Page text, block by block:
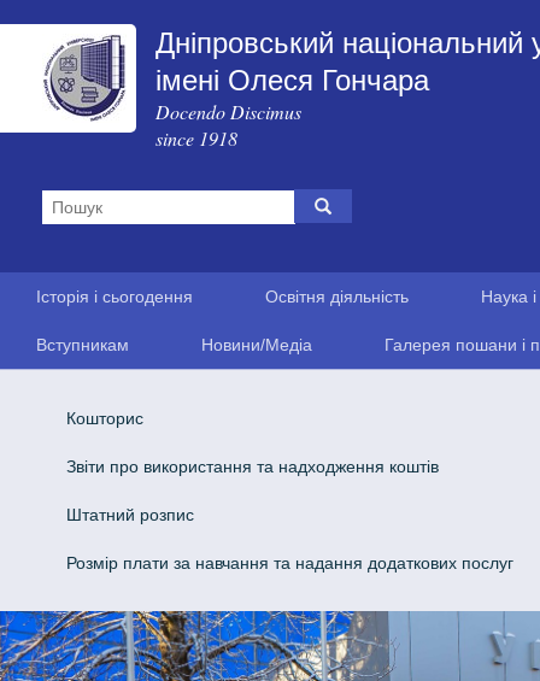
Дніпровський національний
імені Олеся Гончара
Docendo Discimus
since 1918
Історія і сьогодення Освітня діяльність Наука
Вступникам Новини/Медіа Галерея пошани і
Кошторис
Звіти про використання та надходження коштів
Штатний розпис
Розмір плати за навчання та надання додаткових послуг